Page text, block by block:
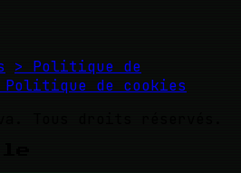
> Politique de
Politique de cookies